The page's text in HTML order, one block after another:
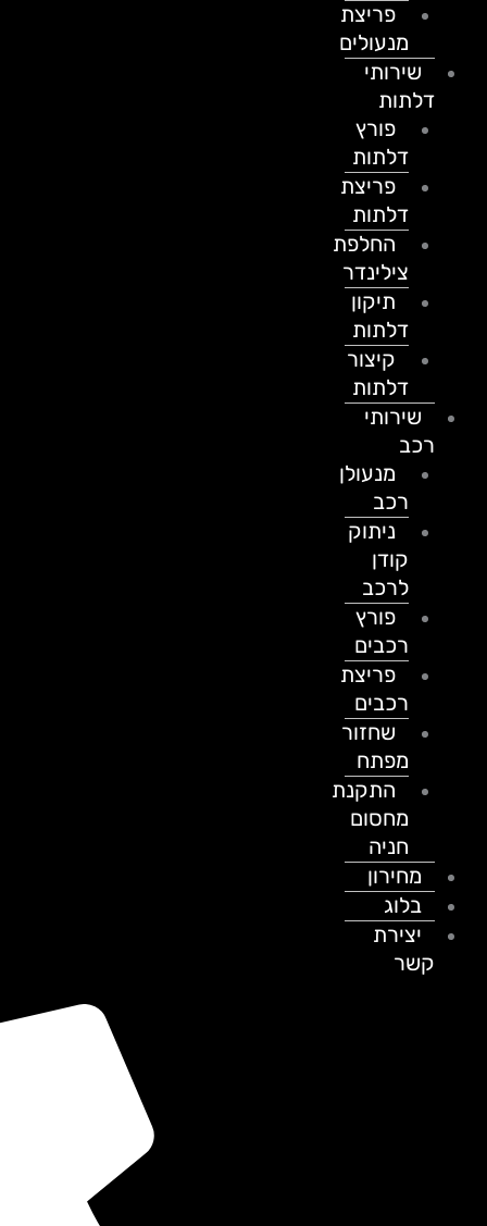
פריצת
מנעולים
שירותי
דלתות
פורץ
דלתות
פריצת
דלתות
החלפת
צילינדר
תיקון
דלתות
קיצור
דלתות
שירותי
מנעולן
ניתוק
לרכב
פורץ
רכבים
פריצת
רכבים
שחזור
מפתח
התקנת
מחסום
חניה
מחירון
בלוג
יצירת
קשר